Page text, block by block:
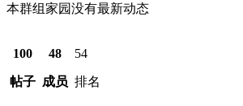
本群组家园没有最新动态
100
帖子
48
成员
54
排名